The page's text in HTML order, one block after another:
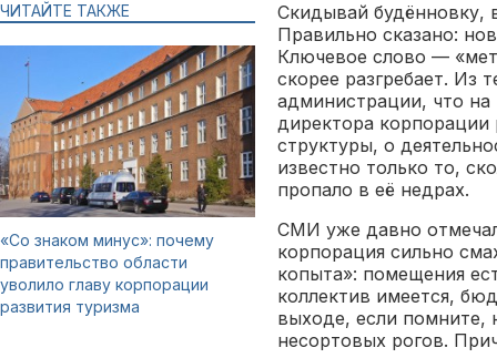
ЧИТАЙТЕ ТАКЖЕ
«Со знаком минус»: почему
правительство области
уволило главу корпорации
развития туризма
Скидывай будённовку,
Правильно сказано:
Ключевое слово —
скорее разгребает. Из
администрации, что
директора корпорации
структуры, о
известно только то,
пропало в её недрах.
СМИ уже давно
корпорация сильно
копыта»: помещения
коллектив имеется,
выходе, если помните,
несортовых рогов.